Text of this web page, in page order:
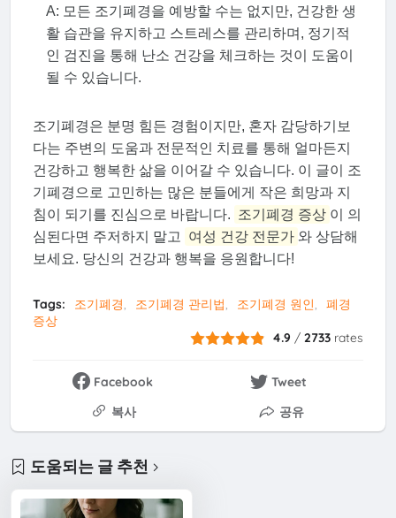
A: 모든 조기폐경을 예방할 수는 없지만, 건강한 생
활 습관을 유지하고 스트레스를 관리하며, 정기적
인 검진을 통해 난소 건강을 체크하는 것이 도움이
될 수 있습니다.
조기폐경은 분명 힘든 경험이지만, 혼자 감당하기보
다는 주변의 도움과 전문적인 치료를 통해 얼마든지
건강하고 행복한 삶을 이어갈 수 있습니다. 이 글이 조
기폐경으로 고민하는 많은 분들에게 작은 희망과 지
침이 되기를 진심으로 바랍니다. 조기폐경 증상 이 의
심된다면 주저하지 말고
여성 건강 전문가 와 상담해
보세요. 당신의 건강과 행복을 응원합니다!
Tags: 조기폐경 조기폐경 관리법 조기폐경 원인
폐경
증상
4.9 /2733 rates
Facebook
Tweet
복사
공유
도움되는 글 추천